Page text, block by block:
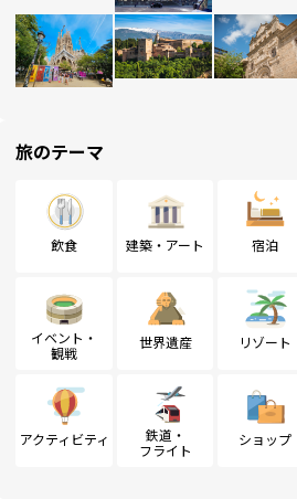
旅のテーマ
飲食 建築・アート 宿泊
イベント・
観戦
世界遺産 リゾート
アクティビティ
鉄道・
フライト
ショップ